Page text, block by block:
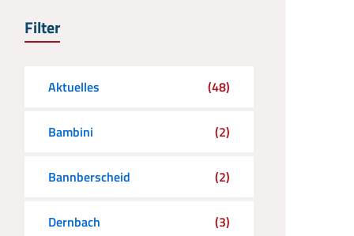
Filter
Aktuelles (48)
Bambini (2)
Bannberscheid (2)
Dernbach (3)